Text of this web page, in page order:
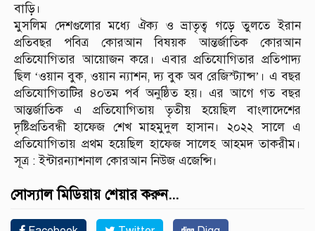
বাড়ি।
মুসলিম দেশগুলোর মধ্যে ঐক্য ও ভ্রাতৃত্ব গড়ে তুলতে ইরান
প্রতিবছর পবিত্র কোরআন বিষয়ক আন্তর্জাতিক কোরআন
প্রতিযোগিতার আয়োজন করে। এবার প্রতিযোগিতার প্রতিপাদ্য
ছিল ‘ওয়ান বুক, ওয়ান ন্যাশন, দ্য বুক অব রেজিস্ট্যান্স’। এ বছর
প্রতিযোগিতাটির ৪০তম পর্ব অনুষ্ঠিত হয়। এর আগে গত বছর
আন্তর্জাতিক এ প্রতিযোগিতায় তৃতীয় হয়েছিল বাংলাদেশের
দৃষ্টিপ্রতিবন্ধী হাফেজ শেখ মাহমুদুল হাসান। ২০২২ সালে এ
প্রতিযোগিতায় প্রথম হয়েছিল হাফেজ সালেহ আহমদ তাকরীম।
সূত্র : ইন্টারন্যাশনাল কোরআন নিউজ এজেন্সি।
সোস্যাল মিডিয়ায় শেয়ার করুন...